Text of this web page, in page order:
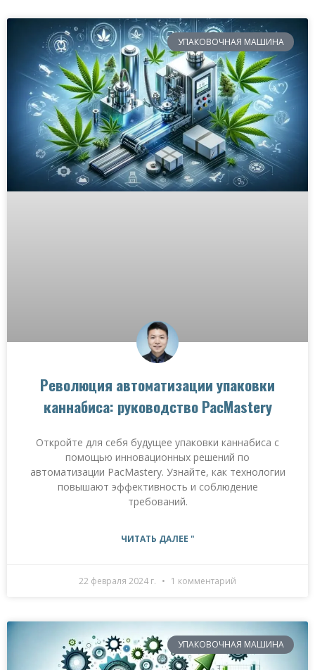
УПАКОВОЧНАЯ МАШИНА
Революция автоматизации упаковки
каннабиса: руководство PacMastery
Откройте для себя будущее упаковки каннабиса с
помощью инновационных решений по
автоматизации PacMastery. Узнайте, как технологии
повышают эффективность и соблюдение
требований.
ЧИТАТЬ ДАЛЕЕ "
22 февраля 2024 г. 1 комментарий
УПАКОВОЧНАЯ МАШИНА